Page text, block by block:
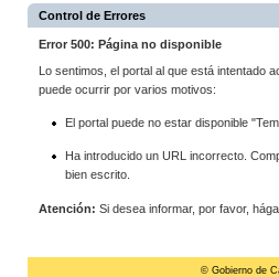
Control de Errores
Error 500: Página no disponible
Lo sentimos, el portal al que está intentado
puede ocurrir por varios motivos:
El portal puede no estar disponible
Ha introducido un URL incorrecto.
bien escrito.
Atención: Si desea informar, por favor,
© Gobierno de